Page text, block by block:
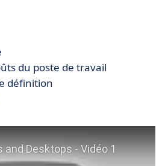
du poste de travail
définition